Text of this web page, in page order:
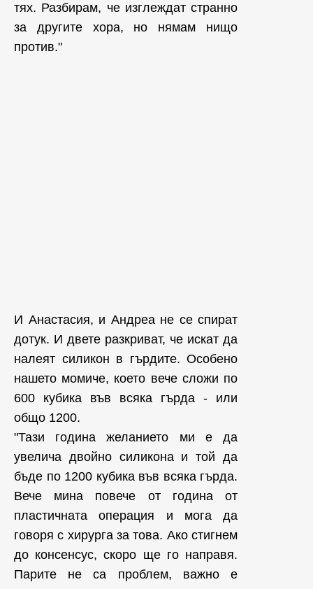
тях. Разбирам, че изглеждат странно
за другите хора, но нямам нищо
против."
И Анастасия, и Андреа не се спират
дотук. И двете разкриват, че искат да
налеят силикон в гърдите. Особено
нашето момиче, което вече сложи по
600 кубика във всяка гърда - или
общо 1200.
"Тази година желанието ми е да
увелича двойно силикона и той да
бъде по 1200 кубика във всяка гърда.
Вече мина повече от година от
пластичната операция и мога да
говоря с хирурга за това. Ако стигнем
до консенсус, скоро ще го направя.
Парите не са проблем, важно е